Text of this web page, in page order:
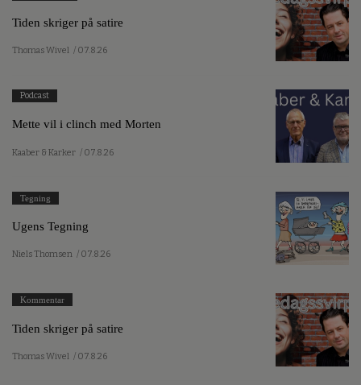
Tiden skriger på satire
Thomas Wivel / 07.8.26
Podcast
Mette vil i clinch med Morten
Kaaber & Karker / 07.8.26
Tegning
Ugens Tegning
Niels Thomsen / 07.8.26
Kommentar
Tiden skriger på satire
Thomas Wivel / 07.8.26